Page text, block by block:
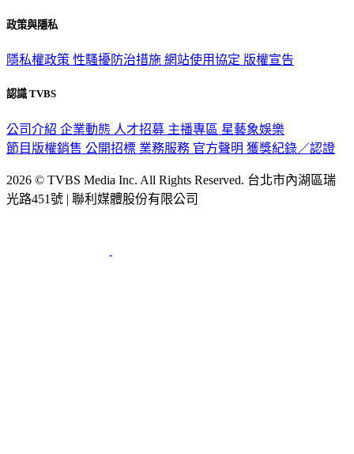
政策與隱私
隱私權政策 性騷擾防治措施 網站使用協定 版權宣告
認識 TVBS
公司介紹 企業動態 人才招募 主播專區 星藝象娛樂
節目版權銷售 公開招標 業務服務 官方聲明 獲獎紀錄／認證
2026 © TVBS Media Inc. All Rights Reserved. 台北市內湖區瑞
光路451號 | 聯利媒體股份有限公司